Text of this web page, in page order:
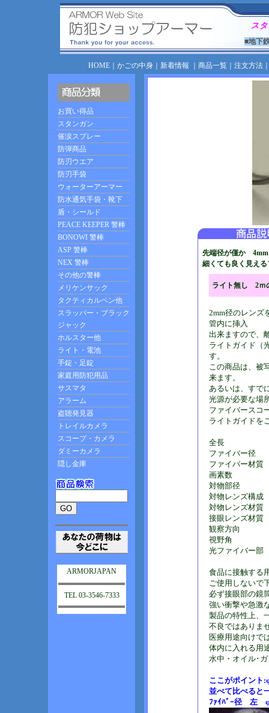
ス
■地下
HOME｜ かごの中身｜ 新着情報 商品一覧｜ 注文方法
ARMORJAPAN
TEL 03-3546-7333
先端径が僅か
細くても良く見え
ライト無し 2ｍ
2mm径のレンズ
管内に挿入
出来ますので、
ライトガイド（
す。
この商品は、被
来ます。
あるいは、すで
光源が必要な場
ファイバース
ライトガイドを
全長
ファイバー
ファイバー材
画素数
対物部径
対物レンズ構
対物レンズ材
接眼レンズ材
観察方
視野角
光ファイバー
食品に接触する
ご使用しないで
必ず接眼部の鏡
強い衝撃や急激
製品の特性上、
不良ではありま
医療用途向けで
体内に入れる用
水中・オイル･
ここがポイント
並べて比べると
ﾌｧｲﾊﾞｰ径 左